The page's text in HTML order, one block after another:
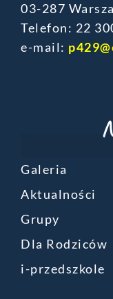
03-287
Telefon: ‎22
e-mail:
Galeria
Aktualności
Grupy
Dla Rodziców
i-przedszkole